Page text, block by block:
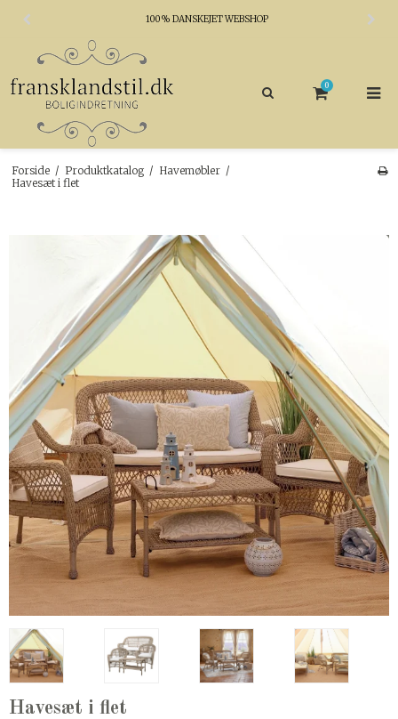
100% DANSKEJET WEBSHOP
0
Forside / Produktkatalog / Havemøbler /
Havesæt i flet
Havesæt i flet